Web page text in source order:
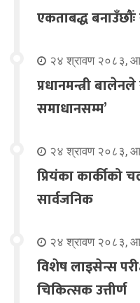
एकताबद्ध
२४ श्रावण २०८३,
प्रधानमन्त्री
समाधानसम्म’
२४ श्रावण २०८३,
प्रियंका कार्कीको
सार्वजनिक
२४ श्रावण २०८३,
विशेष लाइसेन्स
चिकित्सक उत्तीर्ण